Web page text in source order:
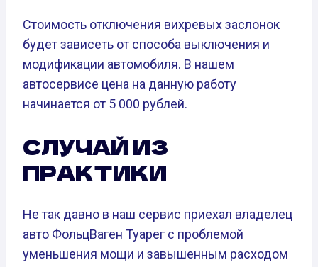
Стоимость отключения вихревых заслонок
будет зависеть от способа выключения и
модификации автомобиля. В нашем
автосервисе цена на данную работу
начинается от 5 000 рублей.
СЛУЧАЙ ИЗ
ПРАКТИКИ
Не так давно в наш сервис приехал владелец
авто ФольцВаген Туарег с проблемой
уменьшения мощи и завышенным расходом